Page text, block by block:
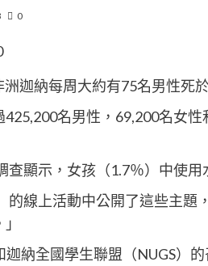
0
迦納每周大約有75名男性死
名男性，69,200名女
顯示，女孩（1.7％）中使用
線上活動中公開了這些主題
納全國學生聯盟（NUGS）